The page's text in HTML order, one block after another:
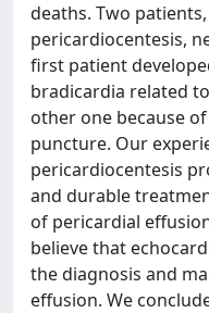
deaths. Two
pericardiocentesis,
first patient
bradicardia related
other one because
puncture. Our
pericardiocentesis
and durable
of pericardial
believe that
the diagnosis and
effusion. We